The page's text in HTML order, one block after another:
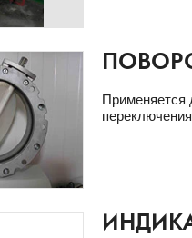
Применяется